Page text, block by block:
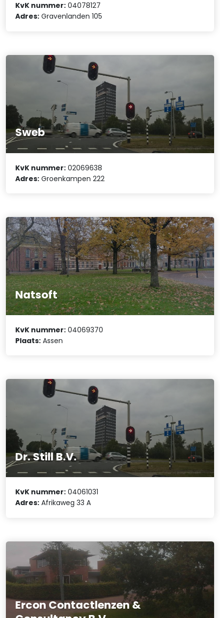
KvK nummer: 04078127
Adres: Gravenlanden 105
Sweb
KvK nummer: 02069638
Adres: Groenkampen 222
Natsoft
KvK nummer: 04069370
Plaats: Assen
Dr. Still B.V.
KvK nummer: 04061031
Adres: Afrikaweg 33 A
Ercon Contactlenzen &